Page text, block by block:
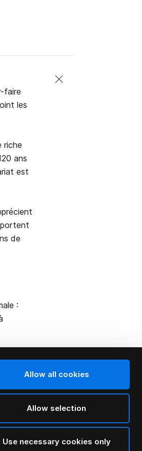
Allow all cookies
Allow selection
Use necessary cookies only
faire
les
riche
ans
est
de
: